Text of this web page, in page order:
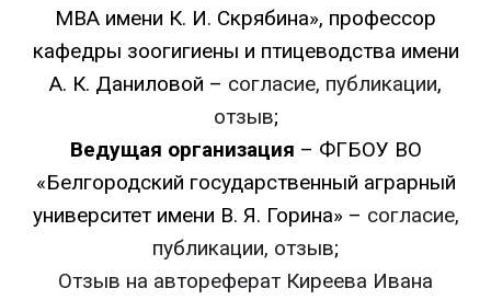
МВА имени К. И. Скрябина», профессор
кафедры зоогигиены и птицеводства имени
А. К. Даниловой – согласие, публикации,
отзыв;
Ведущая организация – ФГБОУ ВО
«Белгородский государственный аграрный
университет имени В. Я. Горина» – согласие,
публикации, отзыв;
Отзыв на автореферат Киреева Ивана